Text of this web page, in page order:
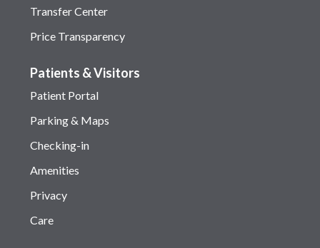
Transfer Center
Price Transparency
Patients & Visitors
Patient Portal
Parking & Maps
Checking-in
Amenities
Privacy
Care